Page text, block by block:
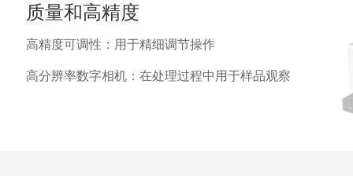
质量和高精度
高精度可调性：用于精细调节操作
高分辨率数字相机：在处理过程中用于样品观察